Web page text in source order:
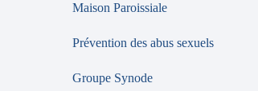
Maison Paroissiale
Prévention des abus sexuels
Groupe Synode